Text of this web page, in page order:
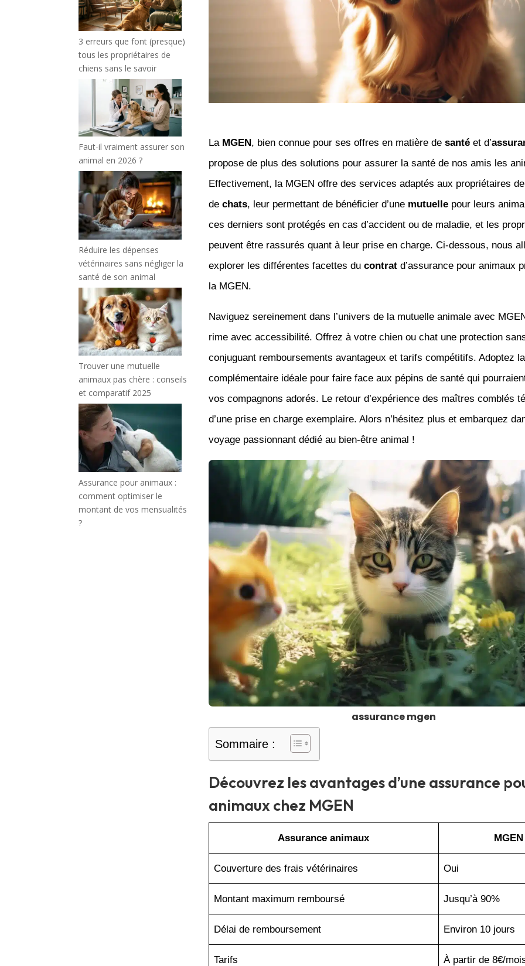
3 erreurs que font (presque)
tous les propriétaires de
chiens sans le savoir
Faut-il vraiment assurer son
animal en 2026 ?
Réduire les dépenses
vétérinaires sans négliger la
santé de son animal
Trouver une mutuelle
animaux pas chère : conseils
et comparatif 2025
Assurance pour animaux :
comment optimiser le
montant de vos mensualités
?
La MGEN, bien connue pour ses offres en matière de santéet d’
propose de plus des solutions pour assurer la santé de nos amis les
Effectivement, la MGEN offre des services adaptés aux propriétaires
de chats, leur permettant de bénéficier d’une mutuellepour leurs
ces derniers sont protégés en cas d’accident ou de maladie, et les
peuvent être rassurés quant à leur prise en charge. Ci-dessous, nous
explorer les différentes facettes du contratd’assurance pour animaux
la MGEN.
Naviguez sereinement dans l’univers de la mutuelle animale avec
rime avec accessibilité. Offrez à votre chien ou chat une protection
conjuguant remboursements avantageux et tarifs compétitifs. Adoptez la
complémentaire idéale pour faire face aux pépins de santé qui
vos compagnons adorés. Le retour d’expérience des maîtres comblés
d’une prise en charge exemplaire. Alors n’hésitez plus et embarquez
voyage passionnant dédié au bien-être animal !
assurance mgen
Sommaire :
Découvrez les avantages d’une assurance
animaux chez MGEN
Assurance animaux MGEN
Couverture des frais vétérinaires Oui
Montant maximum remboursé Jusqu’à 90%
Délai de remboursement Environ 10 jours
Tarifs À partir de 8€/